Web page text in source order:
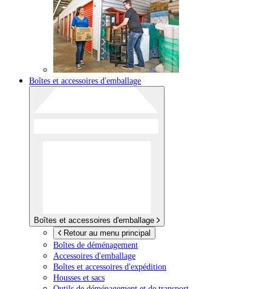
Boîtes et accessoires d'emballage
Boîtes et accessoires d'emballage
Retour au menu principal
Boîtes de déménagement
Accessoires d'emballage
Boîtes et accessoires d'expédition
Housses et sacs